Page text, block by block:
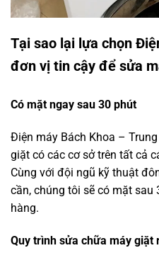
Tại sao lại lựa chọn
đơn vị tin cậy để sửa
Có mặt ngay sau 30 phút
Điện máy Bách Khoa –
giặt có các cơ sở trên tất cả
Cùng với đội ngũ kỹ thuật
cần, chúng tôi sẽ có mặt sau
hàng.
Quy trình sửa chữa máy giặt